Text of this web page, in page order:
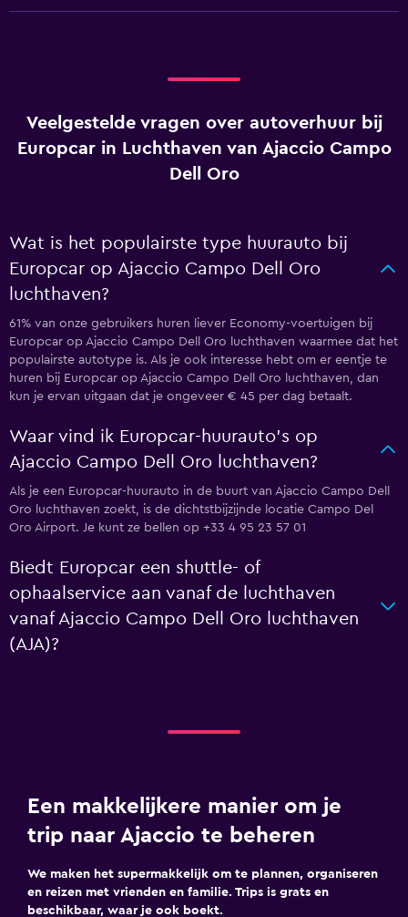
Veelgestelde vragen over autoverhuur bij
Europcar in Luchthaven van Ajaccio Campo
Dell Oro
Wat is het populairste type huurauto bij
Europcar op Ajaccio Campo Dell Oro
luchthaven?
61% van onze gebruikers huren liever Economy-voertuigen bij
Europcar op Ajaccio Campo Dell Oro luchthaven waarmee dat het
populairste autotype is. Als je ook interesse hebt om er eentje te
huren bij Europcar op Ajaccio Campo Dell Oro luchthaven, dan
kun je ervan uitgaan dat je ongeveer € 45 per dag betaalt.
Waar vind ik Europcar-huurauto's op
Ajaccio Campo Dell Oro luchthaven?
Als je een Europcar-huurauto in de buurt van Ajaccio Campo Dell
Oro luchthaven zoekt, is de dichtstbijzijnde locatie Campo Del
Oro Airport. Je kunt ze bellen op +33 4 95 23 57 01
Biedt Europcar een shuttle- of
ophaalservice aan vanaf de luchthaven
vanaf Ajaccio Campo Dell Oro luchthaven
(AJA)?
Een makkelijkere manier om je
trip naar Ajaccio te beheren
We maken het supermakkelijk om te plannen, organiseren
en reizen met vrienden en familie. Trips is grats en
beschikbaar, waar je ook boekt.